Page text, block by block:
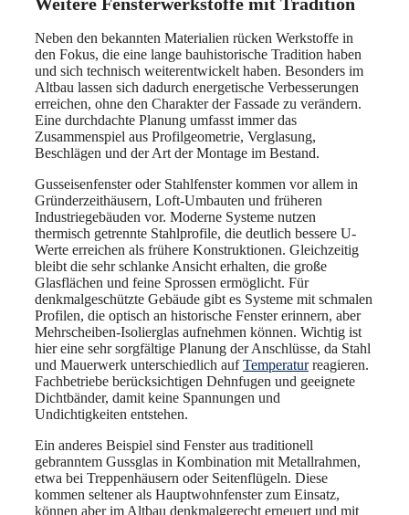
Neben den bekannten Materialien rücken Werkstoffe in
den Fokus, die eine lange bauhistorische Tradition haben
und sich technisch weiterentwickelt haben. Besonders im
Altbau lassen sich dadurch energetische Verbesserungen
erreichen, ohne den Charakter der Fassade zu verändern.
Eine durchdachte Planung umfasst immer das
Zusammenspiel aus Profilgeometrie, Verglasung,
Beschlägen und der Art der Montage im Bestand.
Gusseisenfenster oder Stahlfenster kommen vor allem in
Gründerzeithäusern, Loft-Umbauten und früheren
Industriegebäuden vor. Moderne Systeme nutzen
thermisch getrennte Stahlprofile, die deutlich bessere U-
Werte erreichen als frühere Konstruktionen. Gleichzeitig
bleibt die sehr schlanke Ansicht erhalten, die große
Glasflächen und feine Sprossen ermöglicht. Für
denkmalgeschützte Gebäude gibt es Systeme mit schmalen
Profilen, die optisch an historische Fenster erinnern, aber
Mehrscheiben-Isolierglas aufnehmen können. Wichtig ist
hier eine sehr sorgfältige Planung der Anschlüsse, da Stahl
und Mauerwerk unterschiedlich aufTemperaturreagieren.
Fachbetriebe berücksichtigen Dehnfugen und geeignete
Dichtbänder, damit keine Spannungen und
Undichtigkeiten entstehen.
Ein anderes Beispiel sind Fenster aus traditionell
gebranntem Gussglas in Kombination mit Metallrahmen,
etwa bei Treppenhäusern oder Seitenflügeln. Diese
kommen seltener als Hauptwohnfenster zum Einsatz,
können aber im Altbau denkmalgerecht erneuert und mit